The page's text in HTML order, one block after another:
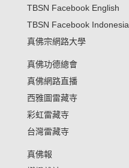
TBSN Facebook English
TBSN Facebook Indonesia
真佛宗網路大學
真佛功德總會
真佛網路直播
西雅圖雷藏寺
彩虹雷藏寺
台灣雷藏寺
真佛報